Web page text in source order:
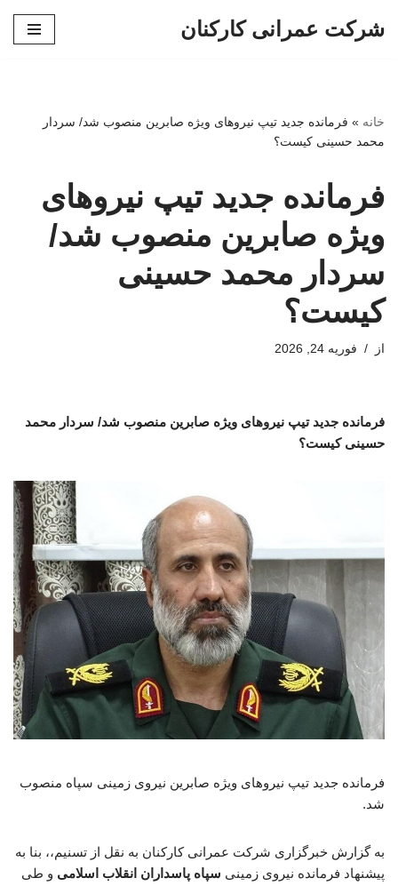
شرکت عمرانی کارکنان
خانه » فرمانده جدید تیپ نیروهای ویژه صابرین منصوب شد/ سردار
محمد حسینی کیست؟
فرمانده جدید تیپ نیروهای
ویژه صابرین منصوب شد/
سردار محمد حسینی
کیست؟
از فوریه 24, 2026
فرمانده جدید تیپ نیروهای ویژه صابرین منصوب شد/ سردار محمد
حسینی کیست؟
فرمانده جدید تیپ نیروهای ویژه صابرین نیروی زمینی سپاه منصوب
شد.
به گزارش خبرگزاری شرکت عمرانی کارکنان به نقل از تسنیم،، بنا به
پیشنهاد فرمانده نیروی زمینی سپاه پاسداران انقلاب اسلامی و طی